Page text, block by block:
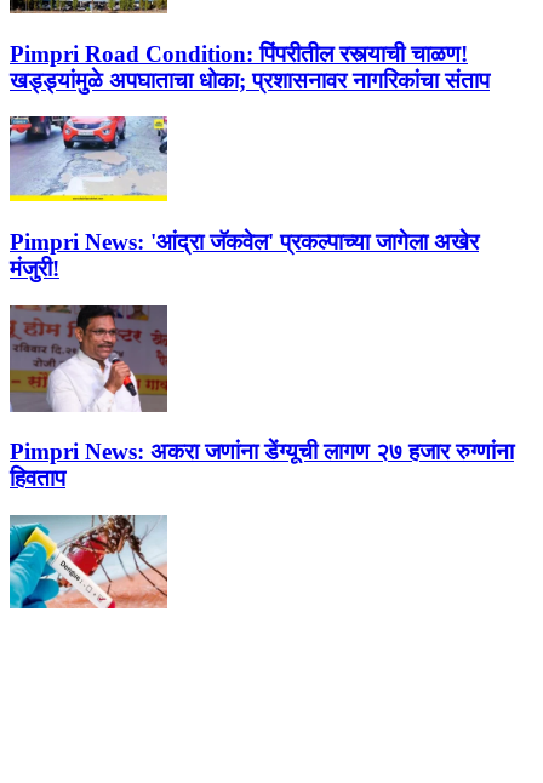
Pimpri Road Condition: पिंपरीतील रस्त्याची चाळण!
खड्ड्यांमुळे अपघाताचा धोका; प्रशासनावर नागरिकांचा संताप
Pimpri News: 'आंद्रा जॅकवेल' प्रकल्पाच्या जागेला अखेर
मंजुरी!
Pimpri News: अकरा जणांना डेंग्यूची लागण २७ हजार रुग्णांना
हिवताप